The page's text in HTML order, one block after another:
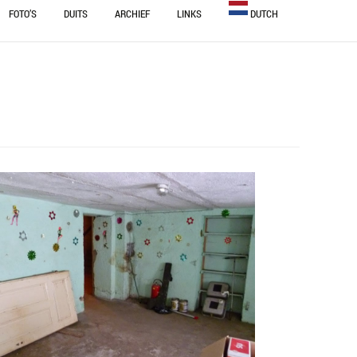
FOTO’S DUITS ARCHIEF LINKS DUTCH
GERMAN
PORTUGUESE